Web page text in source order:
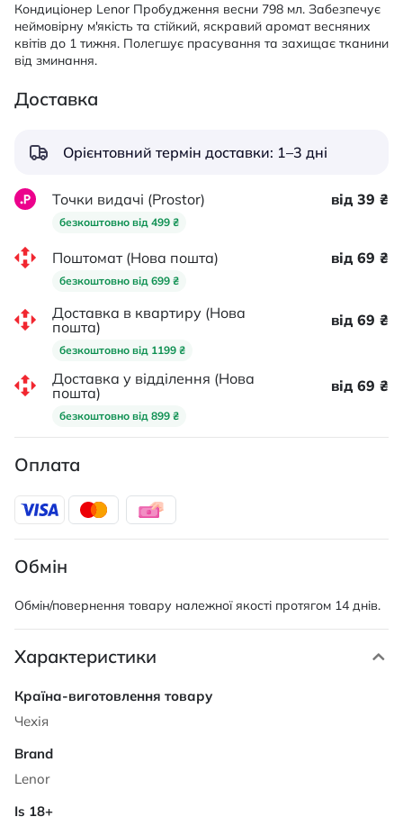
Кондиціонер Lenor Пробудження весни 798 мл. Забезпечує
неймовірну м'якість та стійкий, яскравий аромат весняних
квітів до 1 тижня. Полегшує прасування та захищає тканини
від зминання.
Доставка
Орієнтовний термін доставки: 1–3 дні
Точки видачі (Prostor)
безкоштовно від 499 ₴
від 39 ₴
Поштомат (Нова пошта)
безкоштовно від 699 ₴
від 69 ₴
Доставка в квартиру (Нова
пошта)
безкоштовно від 1199 ₴
від 69 ₴
Доставка у відділення (Нова
пошта)
безкоштовно від 899 ₴
від 69 ₴
Оплата
Обмін
Обмін/повернення товару належної якості протягом 14 днів.
Характеристики
Характеристики
Чехія
Lenor